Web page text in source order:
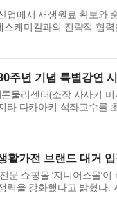
업에서 재생원료 확보와
케미칼과의 전략적 협력
사업을 본격화한다. 전처
주년 기념 특별강연
물리센터(소장 사사키
타 다카아키 석좌교수를
터 16일까지 양일간 진
활가전 브랜드 대거
문 쇼핑몰 ‘지니어스몰’
력을 강화했다고 밝혔다.
계 나아가 프리미엄 로봇